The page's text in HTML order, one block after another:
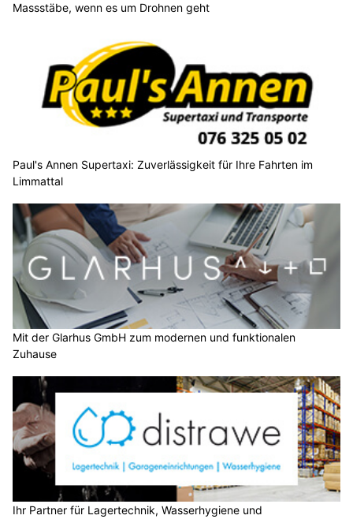
Massstäbe, wenn es um Drohnen geht
Paul's Annen Supertaxi: Zuverlässigkeit für Ihre Fahrten im
Limmattal
Mit der Glarhus GmbH zum modernen und funktionalen
Zuhause
Ihr Partner für Lagertechnik, Wasserhygiene und